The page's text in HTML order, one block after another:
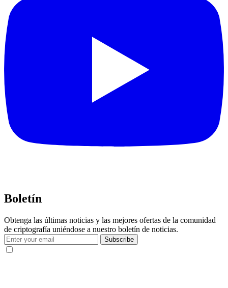
Boletín
Obtenga las últimas noticias y las mejores ofertas de la comunidad
de criptografía uniéndose a nuestro boletín de noticias.
Subscribe